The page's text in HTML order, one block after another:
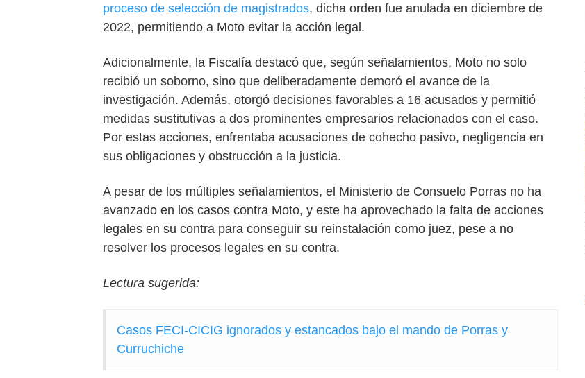
proceso de selección de magistrados, dicha orden fue anulada en diciembre de
2022, permitiendo a Moto evitar la acción legal.
Adicionalmente, la Fiscalía destacó que, según señalamientos, Moto no solo
recibió un soborno, sino que deliberadamente demoró el avance de la
investigación. Además, otorgó decisiones favorables a 16 acusados y permitió
medidas sustitutivas a dos prominentes empresarios relacionados con el caso.
Por estas acciones, enfrentaba acusaciones de cohecho pasivo, negligencia en
sus obligaciones y obstrucción a la justicia.
A pesar de los múltiples señalamientos, el Ministerio de Consuelo Porras no ha
avanzado en los casos contra Moto, y este ha aprovechado la falta de acciones
legales en su contra para conseguir su reinstalación como juez, pese a no
resolver los procesos legales en su contra.
Lectura sugerida:
Casos FECI-CICIG ignorados y estancados bajo el mando de Porras y
Curruchiche